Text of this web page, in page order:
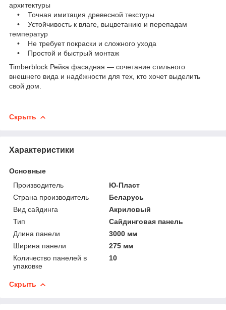
архитектуры
• Точная имитация древесной текстуры
• Устойчивость к влаге, выцветанию и перепадам
температур
• Не требует покраски и сложного ухода
• Простой и быстрый монтаж
Timberblock Рейка фасадная — сочетание стильного
внешнего вида и надёжности для тех, кто хочет выделить
свой дом.
Скрыть
Характеристики
Основные
Производитель
Ю-Пласт
Страна производитель
Беларусь
Вид сайдинга
Акриловый
Тип
Сайдинговая панель
Длина панели
3000 мм
Ширина панели
275 мм
Количество панелей в
упаковке
10
Скрыть